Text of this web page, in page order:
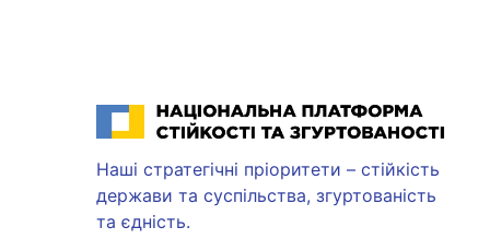
Національна платформа стійкості та згуртованості
Наші стратегічні пріоритети – стійкість
держави та суспільства, згуртованість
та єдність.